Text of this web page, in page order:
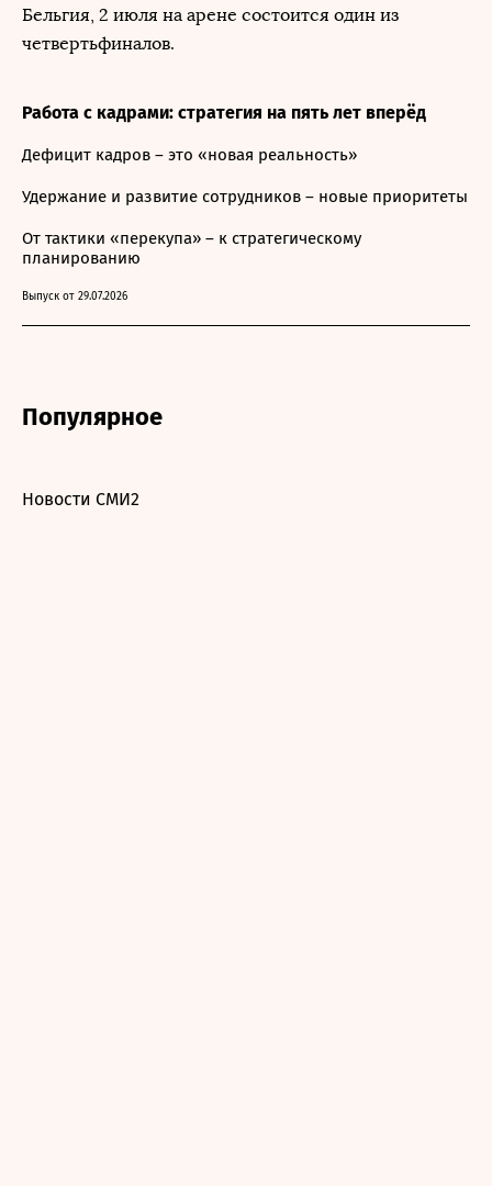
Бельгия, 2 июля на арене состоится один из
четвертьфиналов.
Работа с кадрами: стратегия на пять лет вперёд
Дефицит кадров – это «новая реальность»
Удержание и развитие сотрудников – новые приоритеты
От тактики «перекупа» – к стратегическому
планированию
Выпуск от 29.07.2026
Популярное
Новости СМИ2